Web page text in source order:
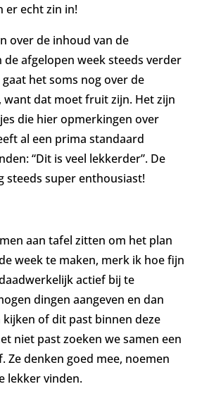
er echt zin in!
over de inhoud van de
afgelopen week steeds verder
gaat het soms nog over de
dat moet fruit zijn. Het zijn
die hier opmerkingen over
al een prima standaard
“Dit is veel lekkerder”. De
steeds super enthousiast!
aan tafel zitten om het plan
week te maken, merk ik hoe fijn
actief bij te
dingen aangeven en dan
kijken of dit past binnen deze
niet past zoeken we samen een
Ze denken goed mee, noemen
lekker vinden.